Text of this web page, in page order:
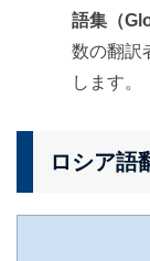
語集（
数の翻訳
します。
ロシア語